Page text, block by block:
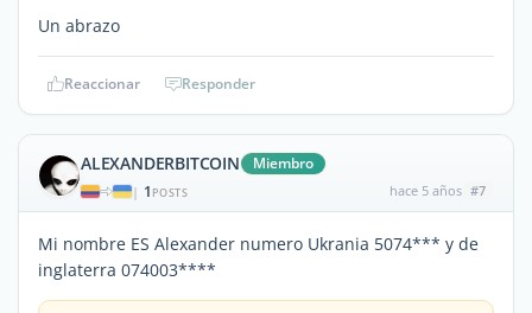
Un abrazo
Reaccionar Responder
ALEXANDERBITCOIN Miembro
| 1 POSTS hace 5 años #7
Mi nombre ES Alexander numero Ukrania 5074*** y de
inglaterra 074003****